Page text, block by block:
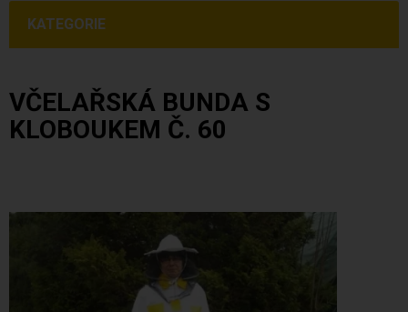
KATEGORIE
VČELAŘSKÁ BUNDA S
KLOBOUKEM Č. 60